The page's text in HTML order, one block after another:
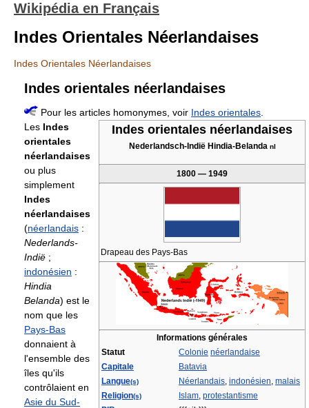
Wikipédia en Français
Indes Orientales Néerlandaises
Indes Orientales Néerlandaises
Indes orientales néerlandaises
Pour les articles homonymes, voir Indes orientales
Indes orientales néerlandaises
Nederlandsch-Indië Hindia-Belanda nl
1800 — 1949
Drapeau des Pays-Bas
Informations générales
Statut
Colonie néerlandaise
Capitale
Batavia
Langue(s) Néerlandais, indonésien, malais
Religion(s) Islam, protestantisme
Les Indes
orientales
néerlandaises
ou plus
simplement
Indes
néerlandaises
(néerlandais :
Nederlands-
Indië ;
indonésien :
Hindia
Belanda) est le
nom que les
Pays-Bas
donnaient à
l'ensemble des
îles qu'ils
contrôlaient en
Asie du Sud-